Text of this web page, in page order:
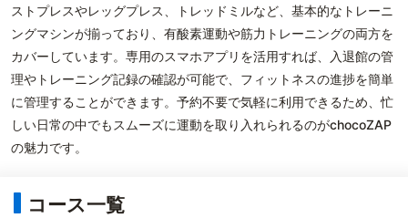
ストプレスやレッグプレス、トレッドミルなど、基本的なトレーニ
ングマシンが揃っており、有酸素運動や筋力トレーニングの両方を
カバーしています。専用のスマホアプリを活用すれば、入退館の管
理やトレーニング記録の確認が可能で、フィットネスの進捗を簡単
に管理することができます。予約不要で気軽に利用できるため、忙
しい日常の中でもスムーズに運動を取り入れられるのがchocoZAP
の魅力です。
コース一覧